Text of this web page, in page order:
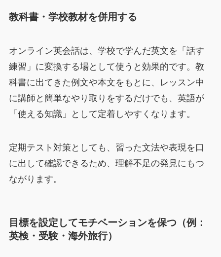
教科書・学校教材を併用する
オンライン英会話は、学校で学んだ英文を「話す
練習」に変換する場として使うと効果的です。教
科書に出てきた例文や本文をもとに、レッスン中
に講師と簡単なやり取りをするだけでも、英語が
「使える知識」として定着しやすくなります。
定期テスト対策としても、習った文法や表現を口
に出して確認できるため、理解不足の発見にもつ
ながります。
目標を設定してモチベーションを保つ（例：
英検・受験・海外旅行）